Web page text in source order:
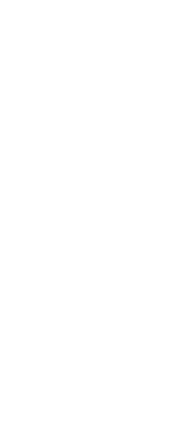
contextos:
a su armario
situación.